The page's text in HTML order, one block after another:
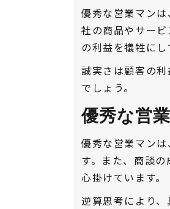
優秀な営業マン
社の商品やサー
の利益を犠牲に
誠実さは顧客の
でしょう。
優秀な営
優秀な営業マンは
す。また、商談
心掛けています。
逆算思考により